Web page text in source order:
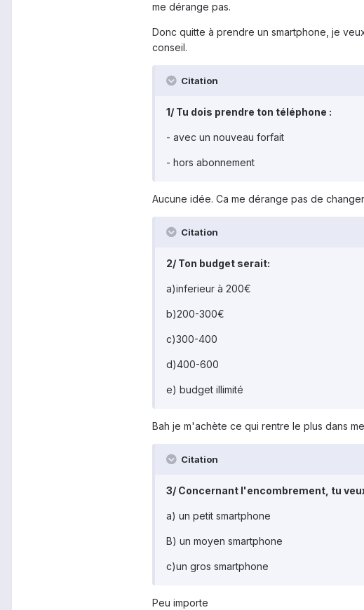
me dérange pas.
Donc quitte à prendre un smartphone, je
conseil.
Citation
1/ Tu dois prendre ton téléphone :
- avec un nouveau forfait
- hors abonnement
Aucune idée. Ca me dérange pas de
Citation
2/ Ton budget serait:
a)inferieur à 200€
b)200-300€
c)300-400
d)400-600
e) budget illimité
Bah je m'achète ce qui rentre le plus dans
Citation
3/ Concernant l'encombrement, tu
a) un petit smartphone
B) un moyen smartphone
c)un gros smartphone
Peu importe